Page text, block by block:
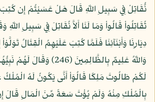
نُّقَاتِلْ فِي سَبِيلِ اللّهِ قَالَ هَلْ عَسَيْتُمْ إِن كُتِبَ
تُقَاتِلُواْ قَالُواْ وَمَا لَنَا أَلاَّ نُقَاتِلَ فِي سَبِيلِ
دِيَارِنَا وَأَبْنَآئِنَا فَلَمَّا كُتِبَ عَلَيْهِمُ الْقِتَالُ
وَاللّهُ عَلِيمٌ بِالظَّالِمِينَ
لَكُمْ طَالُوتَ مَلِكًا قَالُوَاْ أَنَّى يَكُونُ لَهُ
بِالْمُلْكِ مِنْهُ وَلَمْ يُؤْتَ سَعَةً مِّنَ الْمَالِ قَالَ